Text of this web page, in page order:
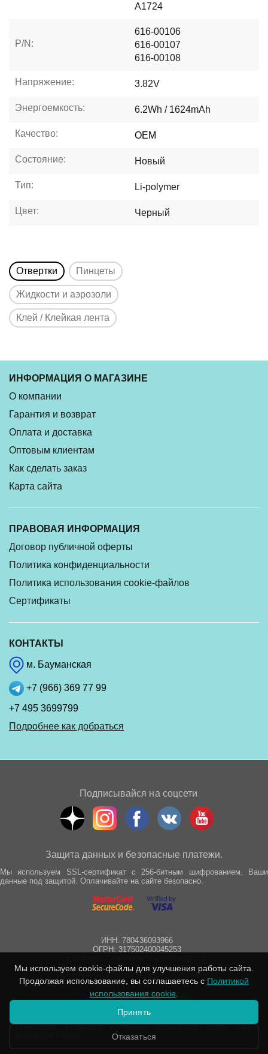
A1724
P/N:
616-00106
616-00107
616-00108
Напряжение: 3.82V
Энергоемкость: 6.2Wh / 1624mAh
Качество: OEM
Состояние: Новый
Тип: Li-polymer
Цвет: Черный
Отвертки Пинцеты
Жидкости и аэрозоли
Клей / Клейкая лента
ИНФОРМАЦИЯ О МАГАЗИНЕ
О компании
Гарантия и возврат
Оплата и доставка
Оптовым клиентам
Как сделать заказ
Карта сайта
ПРАВОВАЯ ИНФОРМАЦИЯ
Договор публичной оферты
Политика конфиденциальности
Политика использования cookie-файлов
Сертификаты
КОНТАКТЫ
м. Бауманская
+7 (966) 369 77 99
+7 495 3699799
Подробнее как добраться
Подписывайся на соцсети
Защита данных и безопасные платежи.
Мы используем SSL-сертификат с 256-битным шифрованием. Ваши
данные под защитой. Оплачивайте на сайте безопасно.
ИНН: 780436093966
ОГРН: 317502400045253
Все права защищены © 2012 - 2025 wepro.ru
Принимаем к оплате наличные, банковские карты Visa,
Подробнее
Мы используем cookie-файлы для улучшения работы сайта.
Продолжая использование, вы соглашаетесь с Политикой
использования cookie
Принять
Отказаться